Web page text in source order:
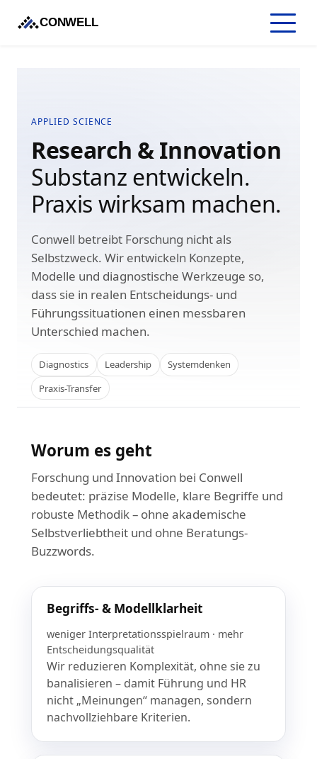
CONWELL
APPLIED SCIENCE
Research & Innovation
Substanz entwickeln.
Praxis wirksam machen.
Conwell betreibt Forschung nicht als
Selbstzweck. Wir entwickeln Konzepte,
Modelle und diagnostische Werkzeuge so,
dass sie in realen Entscheidungs- und
Führungssituationen einen messbaren
Unterschied machen.
Diagnostics Leadership
Systemdenken
Praxis-Transfer
Worum es geht
Forschung und Innovation bei Conwell
bedeutet: präzise Modelle, klare Begriffe und
robuste Methodik – ohne akademische
Selbstverliebtheit und ohne Beratungs-
Buzzwords.
Begriffs- & Modellklarheit
weniger Interpretationsspielraum · mehr
Entscheidungsqualität
Wir reduzieren Komplexität, ohne sie zu
banalisieren – damit Führung und HR
nicht „Meinungen“ managen, sondern
nachvollziehbare Kriterien.